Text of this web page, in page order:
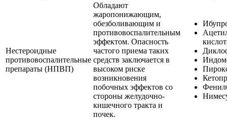
Нестероидные
противовоспалительные
препараты (НПВП)
Обладают
жаропонижающим,
обезболивающим и
противовоспалительным
эффектом. Опасность
частого приема таких
средств заключается в
высоком риске
возникновения
побочных эффектов со
стороны желудочно-
кишечного тракта и
почек.